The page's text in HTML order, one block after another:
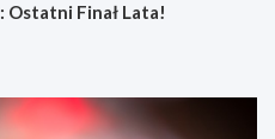
Ostatni Finał Lata!